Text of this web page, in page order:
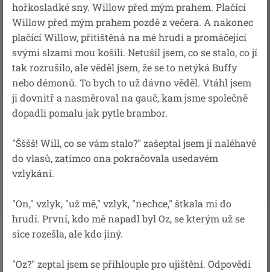
hořkosladké sny. Willow před mým prahem. Plačící
Willow před mým prahem pozdě z večera. A nakonec
plačící Willow, přitištěná na mé hrudi a promáčející
svými slzami mou košili. Netušil jsem, co se stalo, co jí
tak rozrušilo, ale věděl jsem, že se to netýká Buffy
nebo démonů. To bych to už dávno věděl. Vtáhl jsem
ji dovnitř a nasměroval na gauč, kam jsme společně
dopadli pomalu jak pytle brambor.
"Šššš! Will, co se vám stalo?" zašeptal jsem jí naléhavě
do vlasů, zatímco ona pokračovala usedavém
vzlykání.
"On," vzlyk, "už mě," vzlyk, "nechce," štkala mi do
hrudi. První, kdo mě napadl byl Oz, se kterým už se
sice rozešla, ale kdo jiný.
"Oz?" zeptal jsem se přihlouple pro ujištění. Odpovědí